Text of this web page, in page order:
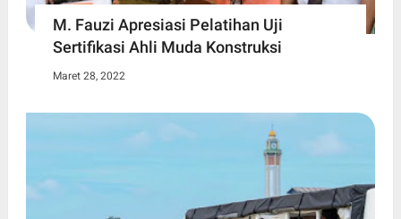
M. Fauzi Apresiasi Pelatihan Uji
Sertifikasi Ahli Muda Konstruksi
Maret 28, 2022